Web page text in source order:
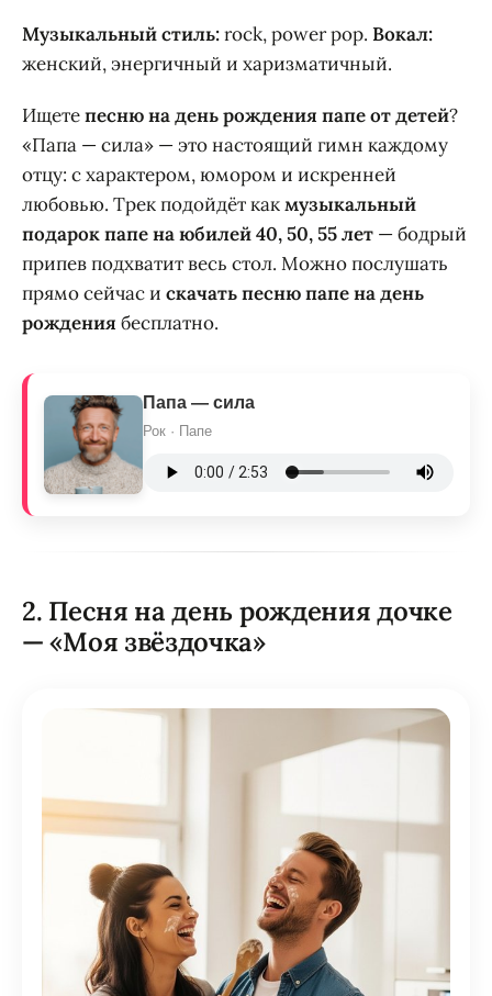
Музыкальный стиль:rock, power pop. Вокал:
женский, энергичный и харизматичный.
Ищетепесню на день рождения папе от детей?
«Папа — сила» — это настоящий гимн каждому
отцу: с характером, юмором и искренней
любовью. Трек подойдёт какмузыкальный
подарок папе на юбилей 40, 50, 55 лет — бодрый
припев подхватит весь стол. Можно послушать
прямо сейчас и скачать песню папе на день
рождения бесплатно.
Папа — сила
Рок · Папе
2. Песня на день рождения дочке
— «Моя звёздочка»